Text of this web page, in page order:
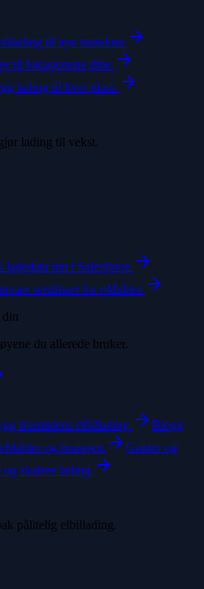
til nye inntekter.
til lokasjonene dine.
lading til hver plass.
lading til vekst.
ladedata inn i Salesforce.
sertifisert for eMabler.
din
du allerede bruker.
fremtidens elbillading.
Blogg
og bransjen.
Guider og
skalere lading.
pålitelig elbillading.